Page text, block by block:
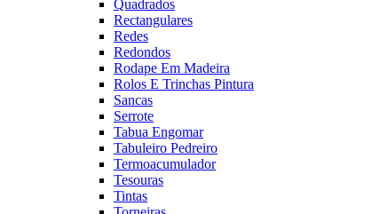
Quadrados
Rectangulares
Redes
Redondos
Rodape Em Madeira
Rolos E Trinchas Pintura
Sancas
Serrote
Tabua Engomar
Tabuleiro Pedreiro
Termoacumulador
Tesouras
Tintas